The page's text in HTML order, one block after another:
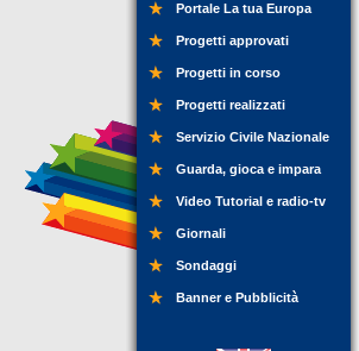
Portale La tua Europa
Progetti approvati
Progetti in corso
Progetti realizzati
Servizio Civile Nazionale
Guarda, gioca e impara
Video Tutorial e radio-tv
Giornali
Sondaggi
Banner e Pubblicità